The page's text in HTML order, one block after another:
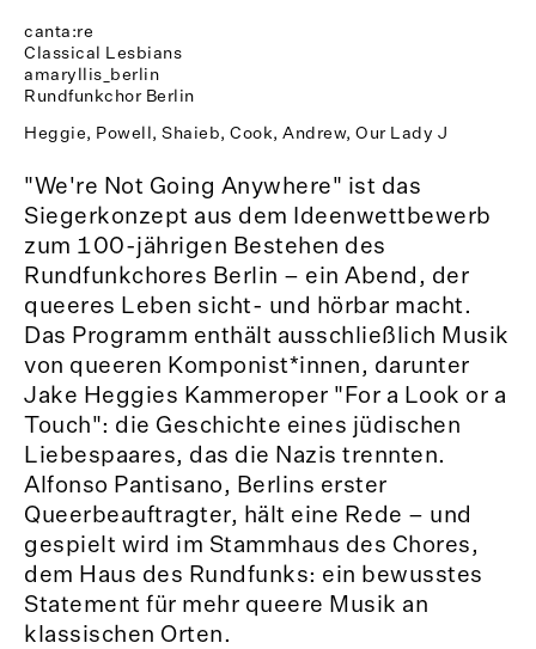
canta:re
Classical Lesbians
amaryllis_berlin
Rundfunkchor Berlin
Heggie, Powell, Shaieb, Cook, Andrew, Our Lady J
"We're Not Going Anywhere" ist das
Siegerkonzept aus dem Ideenwettbewerb
zum 100-jährigen Bestehen des
Rundfunkchores Berlin – ein Abend, der
queeres Leben sicht- und hörbar macht.
Das Programm enthält ausschließlich Musik
von queeren Komponist*innen, darunter
Jake Heggies Kammeroper "For a Look or a
Touch": die Geschichte eines jüdischen
Liebespaares, das die Nazis trennten.
Alfonso Pantisano, Berlins erster
Queerbeauftragter, hält eine Rede – und
gespielt wird im Stammhaus des Chores,
dem Haus des Rundfunks: ein bewusstes
Statement für mehr queere Musik an
klassischen Orten.